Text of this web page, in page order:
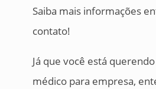
Saiba mais informações
contato!
Já que você está
médico para empresa,